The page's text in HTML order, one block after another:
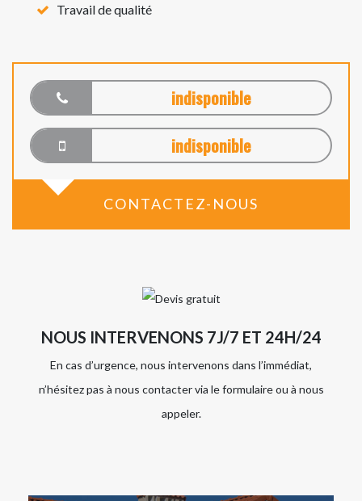
Travail de qualité
indisponible
indisponible
CONTACTEZ-NOUS
NOUS INTERVENONS 7J/7 ET 24H/24
En cas d’urgence, nous intervenons dans l’immédiat,
n’hésitez pas à nous contacter via le formulaire ou à nous
appeler.